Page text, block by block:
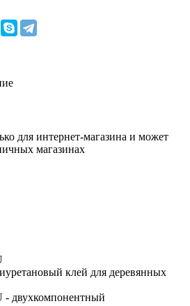
для интернет-магазина и может
магазинах
клей для деревянных
двухкомпонентный